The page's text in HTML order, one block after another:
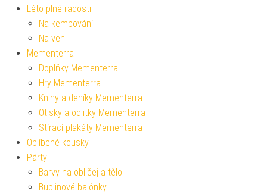
Léto plné radosti
Na kempování
Na ven
Mementerra
Doplňky Mementerra
Hry Mementerra
Knihy a deníky Mementerra
Otisky a odlitky Mementerra
Stírací plakáty Mementerra
Oblíbené kousky
Párty
Barvy na obličej a tělo
Bublinové balónky